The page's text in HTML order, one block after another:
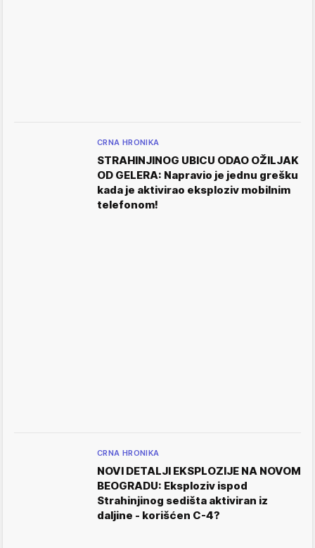
CRNA HRONIKA
STRAHINJINOG UBICU ODAO OŽILJAK
OD GELERA: Napravio je jednu grešku
kada je aktivirao eksploziv mobilnim
telefonom!
CRNA HRONIKA
NOVI DETALJI EKSPLOZIJE NA NOVOM
BEOGRADU: Eksploziv ispod
Strahinjinog sedišta aktiviran iz
daljine - korišćen C-4?